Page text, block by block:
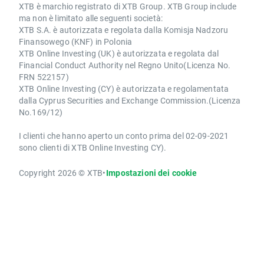
XTB è marchio registrato di XTB Group. XTB Group include
ma non è limitato alle seguenti società:
XTB S.A. è autorizzata e regolata dalla Komisja Nadzoru
Finansowego (KNF) in Polonia
XTB Online Investing (UK) è autorizzata e regolata dal
Financial Conduct Authority nel Regno Unito(Licenza No.
FRN 522157)
XTB Online Investing (CY) è autorizzata e regolamentata
dalla Cyprus Securities and Exchange Commission.(Licenza
No.169/12)
I clienti che hanno aperto un conto prima del 02-09-2021
sono clienti di XTB Online Investing CY).
Copyright 2026 © XTB•Impostazioni dei cookie